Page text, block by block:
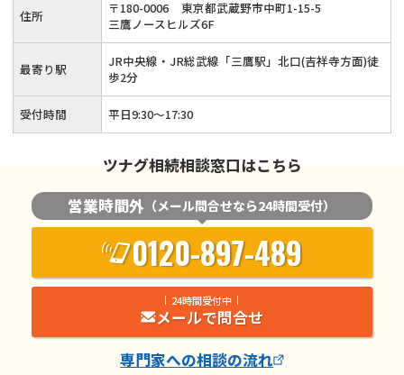
住所 〒180-0006
東京都武蔵野市中町1-15-5
三鷹ノースヒルズ6F
最寄り駅
JR中央線・JR総武線「三鷹駅」北口(吉祥寺方面)徒
歩2分
受付時間 平日9:30～17:30
ツナグ相続相談窓口はこちら
営業時間外 （メール問合せなら24時間受付）
0120-897-489
24時間受付中
メールで問合せ
専門家への相談の流れ